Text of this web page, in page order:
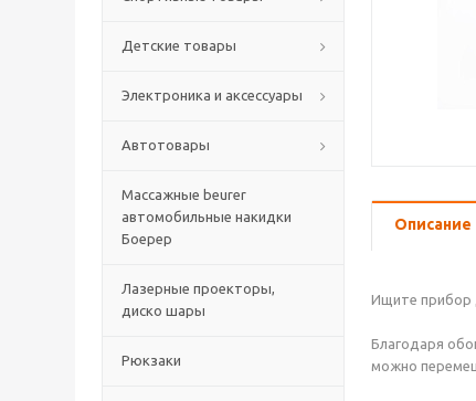
Детские товары
Электроника и аксессуары
Автотовары
Массажные beurer
автомобильные накидки
Боерер
Лазерные проекторы,
диско шары
Рюкзаки
Описание
Ищите прибор
Благодаря
можно